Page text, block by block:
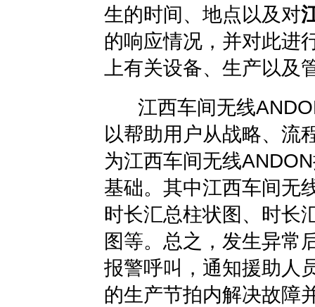
生的时间、地点以及对
的响应情况，并对此进
上有关设备、生产以及
江西车间无线
以帮助用户从战略、流
为江西车间无线
基础。其中江西车间无
时长汇总柱状图、时长
图等。总之，发生异常
报警呼叫，通知援助人
的生产节拍内解决故障